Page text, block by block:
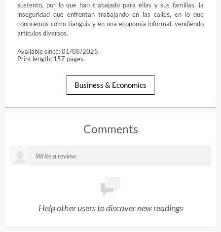
sustento, por lo que han trabajado para ellas y sus familias, la
inseguridad que enfrentan trabajando en las calles, en lo que
conocemos como tianguis y en una economía informal, vendiendo
artículos diversos.
Available since: 01/08/2025.
Print length: 157 pages.
Business & Economics
Comments
Help other users to discover new readings